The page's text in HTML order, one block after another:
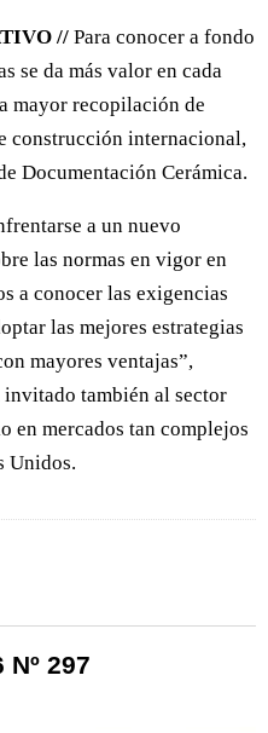
// Para conocer a fondo
se da más valor en cada
mayor recopilación de
construcción internacional,
Documentación Cerámica.
a un nuevo
las normas en vigor en
a conocer las exigencias
las mejores estrategias
mayores ventajas”,
también al sector
en mercados tan complejos
Unidos.
297